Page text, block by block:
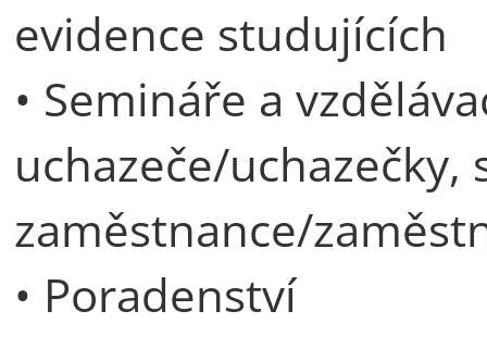
evidence studujících
• Semináře a
uchazeče/
zaměstnance/
• Poradenství